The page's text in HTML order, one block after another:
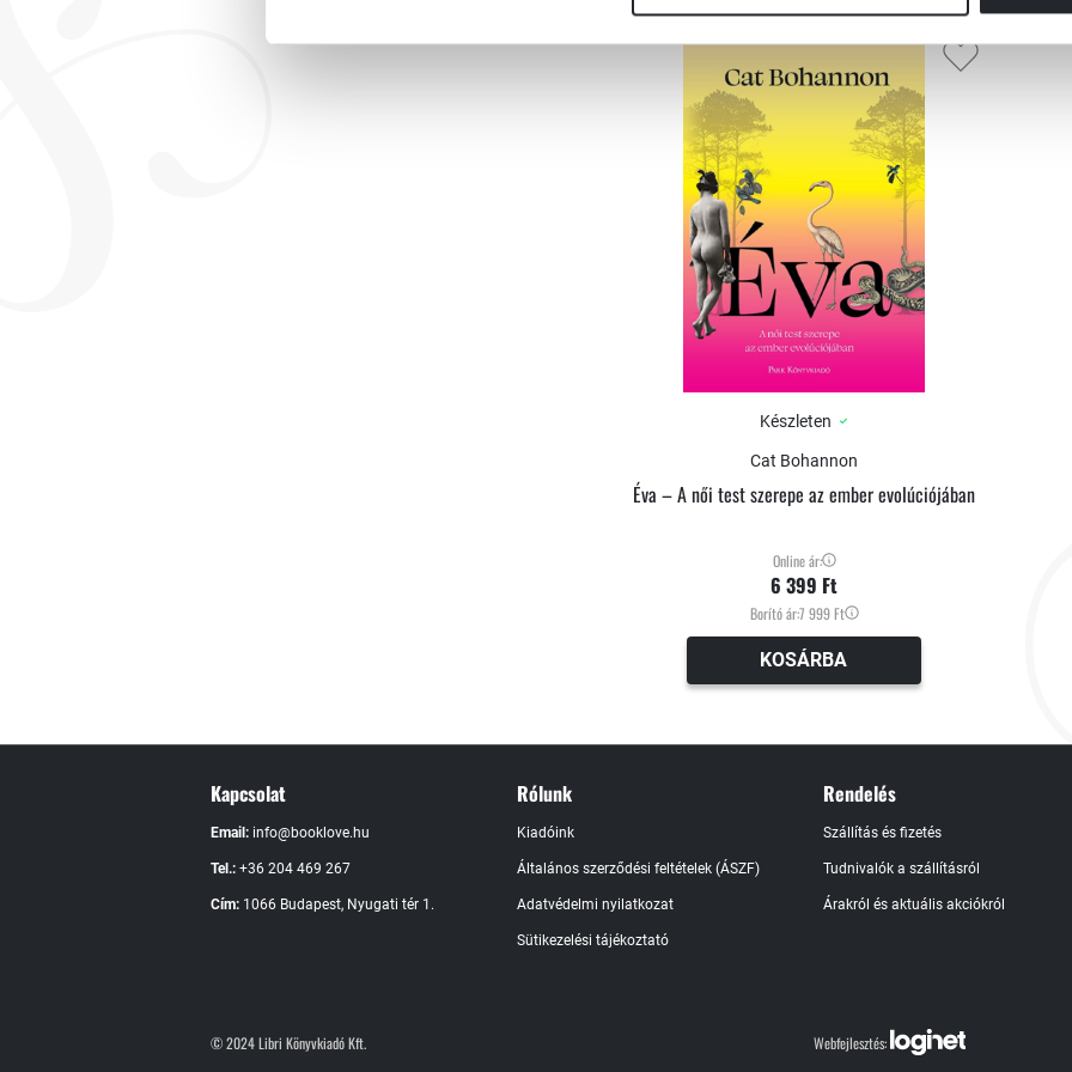
korrekciójára. A nők azonban nem tudják ezt egyedül megvalósítani. A nemi szerepek annyira összefonódnak, hogy a
férfiaknak és a nőknek együtt kell megváltozniuk. E kiigazítások némelyike már folyamatban van. Látom, hogy a
fiatalabb nemzedék sok mindent másképp csinál, mint a sajátom, például a férfiak nagyobb mértékben vesznek
részt a szülői feladatokban, a nők pedig betörnek a férfiak által dominált munkahelyekre. A megoldás a férfiak
bevonása a változás folyamatába. Ezért berzenkedem az olyan általánosításoktól, amelyek a férfiakat hibáztatják
mindenért, ami rossz a világban. A férfiasság bizonyos megnyilvánulásait "mérgezőnek" nevezni... nos, én nem így
Frans de Waal (1948) holland származású amerikai főemlőskutató, etológus, az atlantai Emory Egyetem
együttműködési és empatikus képességét, igazságérzetét. De Waalt 2007-ben a Time magazin a világ 100
Készleten
Cat Bohannon
Éva – A női test szerepe az ember evolúciójában
Online ár:
6 399 Ft
Borító ár:7 999 Ft
KOSÁRBA
Kapcsolat
Email: info@booklove.hu
Tel.: +36 204 469 267
Cím: 1066 Budapest, Nyugati tér 1.
Rólunk
Kiadóink
Általános szerződési feltételek (ÁSZF)
Adatvédelmi nyilatkozat
Sütikezelési tájékoztató
Rendelés
Szállítás és fizetés
Tudnivalók a szállításról
Árakról és aktuális akciókról
© 2024 Libri Könyvkiadó Kft. Webfejlesztés: